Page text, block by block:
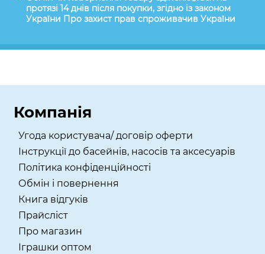
протязі 14 днів після покупки, згідно із законом
України Про захист прав спроживачив України
Компанія
Угода користувача/ договір оферти
Інструкції до басейнів, насосів та аксесуарів
Політика конфіденційності
Обмін і повернення
Книга відгуків
Прайсліст
Про магазин
Іграшки оптом